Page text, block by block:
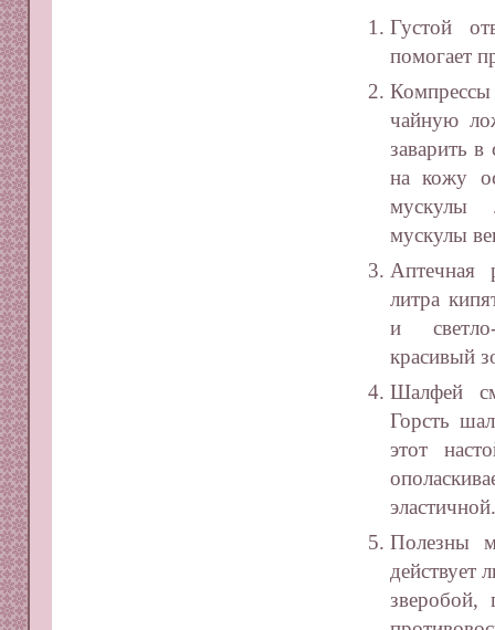
Густой
помогает
чайную
заварить в
на кожу
мускулы
мускулы
литра
и
красивый
Шалфей
Горсть
этот
эластичной.
Полезны